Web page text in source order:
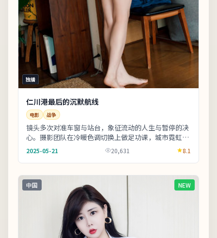
独播
仁川港最后的沉默航线
电影 战争
镜头多次对准车窗与站台，象征流动的人生与暂停的决
心。摄影团队在冷暖色调切换上做足功课，城市霓虹与
陋巷昏灯对比鲜明。剧情信息与人物关系可在二刷时
解...
2025-05-21 20,631 8.1
中国 NEW